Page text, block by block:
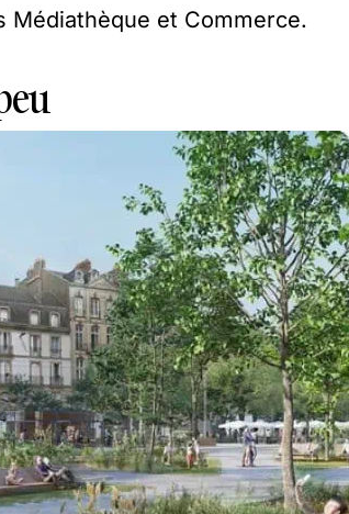
Médiathèque et Commerce.